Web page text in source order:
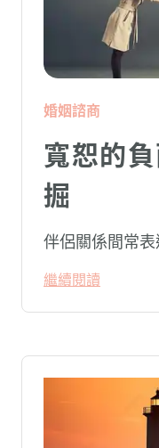
婚姻諮商
寬恕的
掘
伴侶關係間常
繼續閱讀